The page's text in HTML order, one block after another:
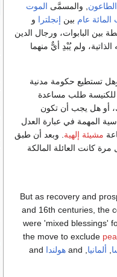
الطاعون , والمسمَّى الموت
عام بين إنجلترا و
بين البابوات، ورجال الدين
ولم يُبْدِ أيٌّ منهما
تستطيع حكومة مدنية
طلب مساعدة
أو هل يجب أن تكون
المهمة في عبارة العدل
مشيئة إلهية . وبعد أن طبق
كانت العائلة المالكة
But as recovery and
and 16th centuries, the
were 'mixed blessings'
the move to exclude
ألمانيا هولندا and